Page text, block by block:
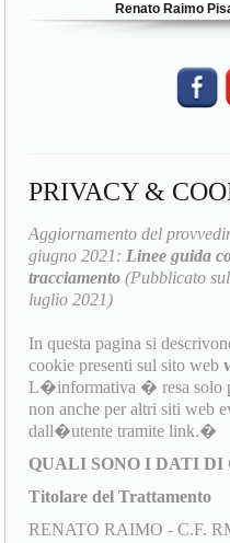
Renato Raimo
PRIVACY &
Aggiornamento del
giugno 2021: Linee guida
tracciamento (Pubblicato
luglio 2021)
In questa pagina si
cookie presenti sul sito web
L�informativa � resa solo
non anche per altri siti web
dall�utente tramite link.�
QUALI SONO I DATI DI
Titolare del Trattamento
RENATO RAIMO - C.F.